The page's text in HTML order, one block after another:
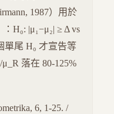
1987）用於
H₀: |μ₁−μ₂| ≥ Δ vs
單尾 H₀ 才宣告等
落在 80-125%
6, 1-25. /